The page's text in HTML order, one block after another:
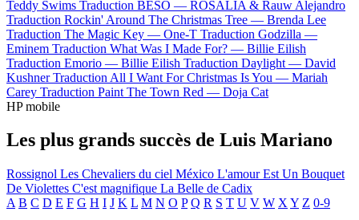
Teddy Swims Traduction BESO — ROSALÍA & Rauw Alejandro
Traduction Rockin' Around The Christmas Tree — Brenda Lee
Traduction The Magic Key — One-T Traduction Godzilla —
Eminem Traduction What Was I Made For? — Billie Eilish
Traduction Emorio — Billie Eilish Traduction Daylight — David
Kushner Traduction All I Want For Christmas Is You — Mariah
Carey Traduction Paint The Town Red — Doja Cat
HP mobile
Les plus grands succès de Luis Mariano
Rossignol Les Chevaliers du ciel México L'amour Est Un Bouquet
De Violettes C'est magnifique La Belle de Cadix
A B C D E F G H I J K L M N O P Q R S T U V W X Y Z 0-9